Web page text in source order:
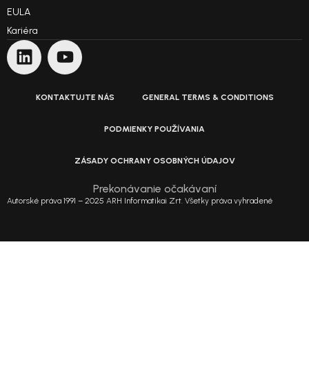
EULA
Kariéra
KONTAKTUJTE NÁS GENERAL TERMS & CONDITIONS
PODMIENKY POUŽÍVANIA
ZÁSADY OCHRANY OSOBNÝCH ÚDAJOV
Prekonávanie očakávaní
Autorské práva 1991 – 2025 ARH Informatikai Zrt. Všetky práva vyhradené